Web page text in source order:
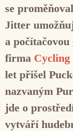
se
Jitter
a
firma Cycling
let přišel
nazvaným
jde o
vytváří